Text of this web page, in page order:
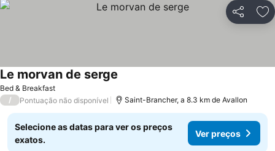
Partilhar
Bed & Breakfast
Le morvan de serge
/ Pontuação não disponível Saint-Brancher, a 8.3 km de Avallon
Selecione as datas para ver os preços
exatos.
Ver preços